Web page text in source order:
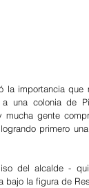
la importancia
una colonia de
mucha gente
primero
del alcalde -
la figura de